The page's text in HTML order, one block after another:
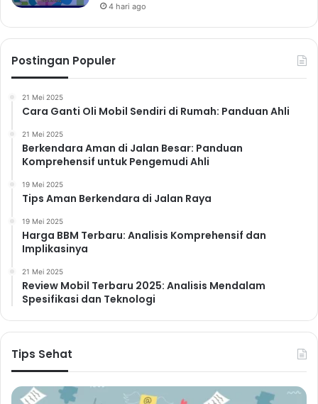
4 hari ago
Postingan Populer
21 Mei 2025
Cara Ganti Oli Mobil Sendiri di Rumah: Panduan Ahli
21 Mei 2025
Berkendara Aman di Jalan Besar: Panduan
Komprehensif untuk Pengemudi Ahli
19 Mei 2025
Tips Aman Berkendara di Jalan Raya
19 Mei 2025
Harga BBM Terbaru: Analisis Komprehensif dan
Implikasinya
21 Mei 2025
Review Mobil Terbaru 2025: Analisis Mendalam
Spesifikasi dan Teknologi
Tips Sehat